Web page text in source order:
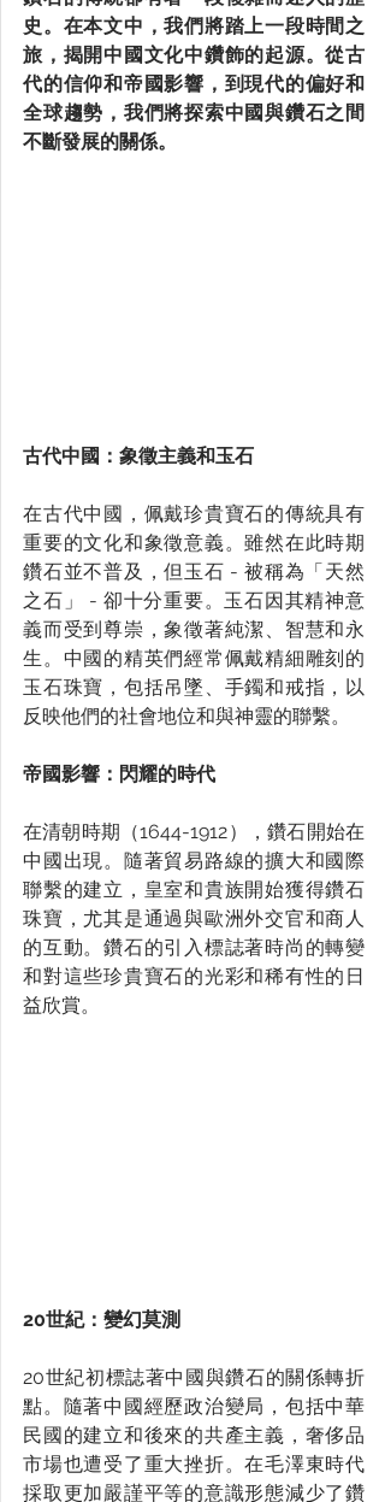
史。在本文中，我們將踏上一段時間之
旅，揭開中國文化中鑽飾的起源。從古
代的信仰和帝國影響，到現代的偏好和
全球趨勢，我們將探索中國與鑽石之間
不斷發展的關係。
古代中國：象徵主義和玉石
在古代中國，佩戴珍貴寶石的傳統具有
重要的文化和象徵意義。雖然在此時期
鑽石並不普及，但玉石 - 被稱為「天然
之石」 - 卻十分重要。玉石因其精神意
義而受到尊崇，象徵著純潔、智慧和永
生。中國的精英們經常佩戴精細雕刻的
玉石珠寶，包括吊墜、手鐲和戒指，以
反映他們的社會地位和與神靈的聯繫。
帝國影響：閃耀的時代
在清朝時期（1644-1912），鑽石開始在
中國出現。隨著貿易路線的擴大和國際
聯繫的建立，皇室和貴族開始獲得鑽石
珠寶，尤其是通過與歐洲外交官和商人
的互動。鑽石的引入標誌著時尚的轉變
和對這些珍貴寶石的光彩和稀有性的日
益欣賞。
20世紀：變幻莫測
20世紀初標誌著中國與鑽石的關係轉折
點。隨著中國經歷政治變局，包括中華
民國的建立和後來的共產主義，奢侈品
市場也遭受了重大挫折。在毛澤東時代
採取更加嚴謹平等的意識形態減少了鑽